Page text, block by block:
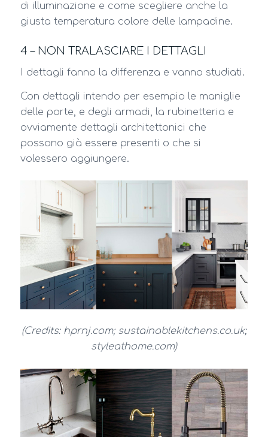
di illuminazione e come scegliere anche la
giusta temperatura colore delle lampadine.
4 – NON TRALASCIARE I DETTAGLI
I dettagli fanno la differenza e vanno studiati.
Con dettagli intendo per esempio le maniglie
delle porte, e degli armadi, la rubinetteria e
ovviamente dettagli architettonici che
possono già essere presenti o che si
volessero aggiungere.
(Credits: hprnj.com; sustainablekitchens.co.uk;
styleathome.com)